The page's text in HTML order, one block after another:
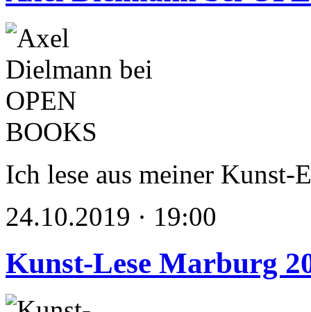
Ich lese aus meiner
24.10.2019 · 19:00
Kunst-Lese Marburg